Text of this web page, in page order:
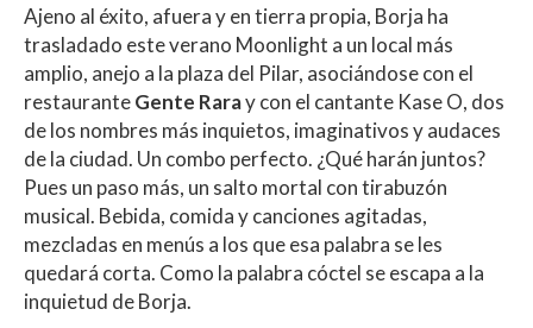
Ajeno al éxito, afuera y en tierra propia, Borja ha
trasladado este verano Moonlight a un local más
amplio, anejo a la plaza del Pilar, asociándose con el
restauranteGente Raray con el cantante Kase O, dos
de los nombres más inquietos, imaginativos y audaces
de la ciudad. Un combo perfecto. ¿Qué harán juntos?
Pues un paso más, un salto mortal con tirabuzón
musical. Bebida, comida y canciones agitadas,
mezcladas en menús a los que esa palabra se les
quedará corta. Como la palabra cóctel se escapa a la
inquietud de Borja.